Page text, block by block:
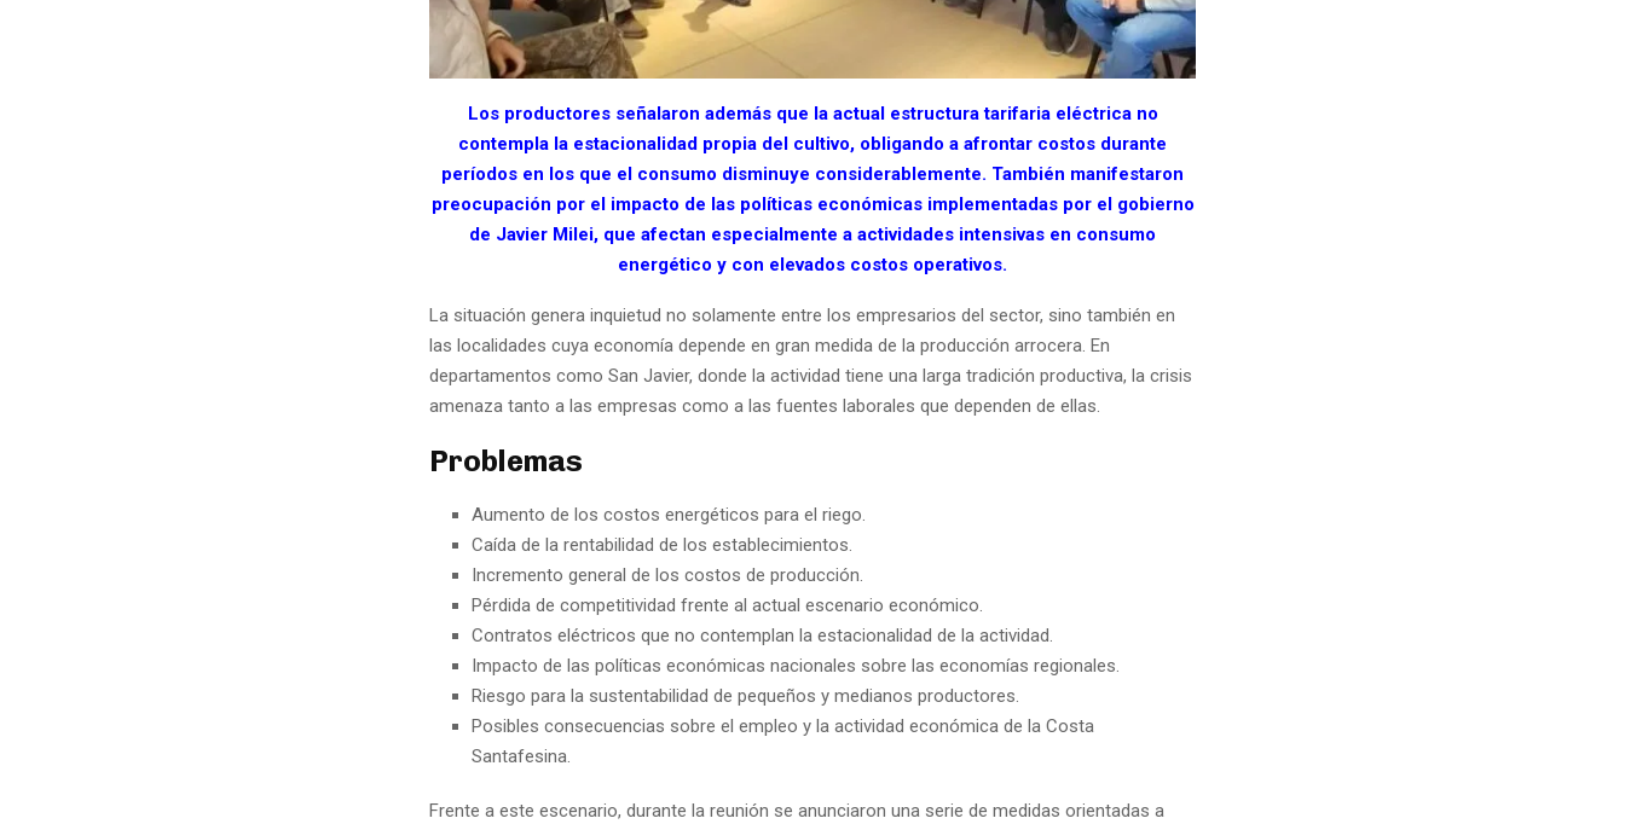
Los productores señalaron además que la actual estructura tarifaria eléctrica no
contempla la estacionalidad propia del cultivo, obligando a afrontar costos durante
períodos en los que el consumo disminuye considerablemente. También manifestaron
preocupación por el impacto de las políticas económicas implementadas por el gobierno
de Javier Milei, que afectan especialmente a actividades intensivas en consumo
energético y con elevados costos operativos.
La situación genera inquietud no solamente entre los empresarios del sector, sino también en
las localidades cuya economía depende en gran medida de la producción arrocera. En
departamentos como San Javier, donde la actividad tiene una larga tradición productiva, la crisis
amenaza tanto a las empresas como a las fuentes laborales que dependen de ellas.
Problemas
Aumento de los costos energéticos para el riego.
Caída de la rentabilidad de los establecimientos.
Incremento general de los costos de producción.
Pérdida de competitividad frente al actual escenario económico.
Contratos eléctricos que no contemplan la estacionalidad de la actividad.
Impacto de las políticas económicas nacionales sobre las economías regionales.
Riesgo para la sustentabilidad de pequeños y medianos productores.
Posibles consecuencias sobre el empleo y la actividad económica de la Costa
Santafesina.
Frente a este escenario, durante la reunión se anunciaron una serie de medidas orientadas a